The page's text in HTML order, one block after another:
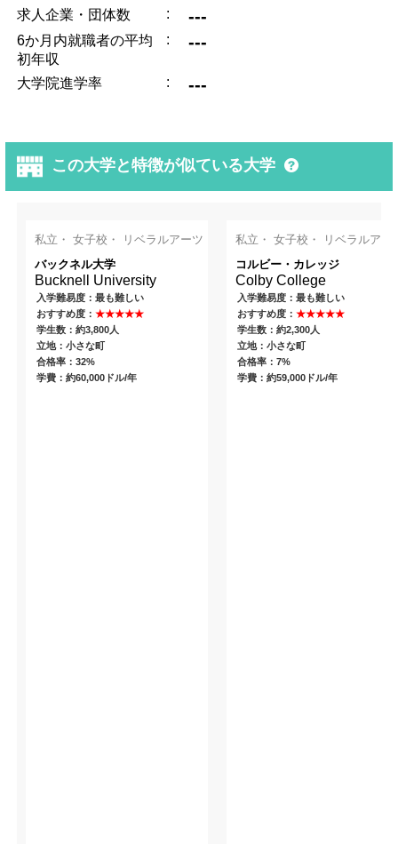
求人企業・団体数 : ---
6か月内就職者の平均
初年収
: ---
大学院進学率 : ---
この大学と特徴が似ている大学
私立・ 女子校・ リベラルアーツ
バックネル大学
Bucknell University
入学難易度：最も難しい
おすすめ度：★★★★★
学生数：約3,800人
立地：小さな町
合格率：32%
学費：約60,000ドル/年
私立・ 女子校・ リベラルアー
コルビー・カレッジ
Colby College
入学難易度：最も難しい
おすすめ度： ★★★★★
学生数：約2,300人
立地：小さな町
合格率：7%
学費：約59,000ドル/年